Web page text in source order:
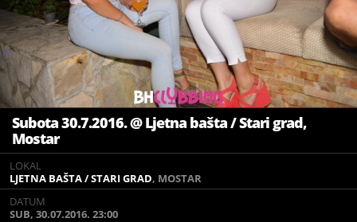
Subota 30.7.2016. @ Ljetna bašta / Stari grad,
Mostar
LOKAL
LJETNA BAŠTA / STARI GRAD, MOSTAR
DATUM
SUB, 30.07.2016. 23:00
LOKAL
LJETNA BAŠTA / STARI GRAD, MOSTAR
DATUM
SUB, 30.07.2016. 23:00